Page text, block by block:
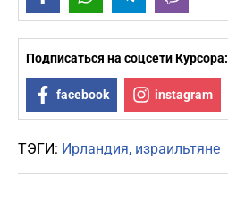
Подписаться на соцсети Курсора:
facebook instagram
ТЭГИ: Ирландия израильтяне